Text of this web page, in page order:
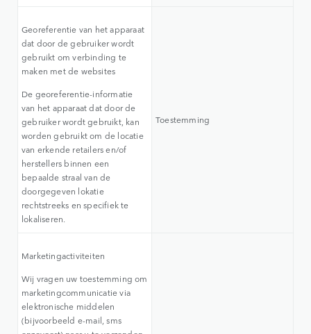
Georeferentie van het apparaat
dat door de gebruiker wordt
gebruikt om verbinding te
maken met de websites
De georeferentie-informatie
van het apparaat dat door de
gebruiker wordt gebruikt, kan
worden gebruikt om de locatie
van erkende retailers en/of
herstellers binnen een
bepaalde straal van de
doorgegeven lokatie
rechtstreeks en specifiek te
lokaliseren.
Toestemming
Marketingactiviteiten
Wij vragen uw toestemming om
marketingcommunicatie via
elektronische middelen
(bijvoorbeeld e-mail, sms